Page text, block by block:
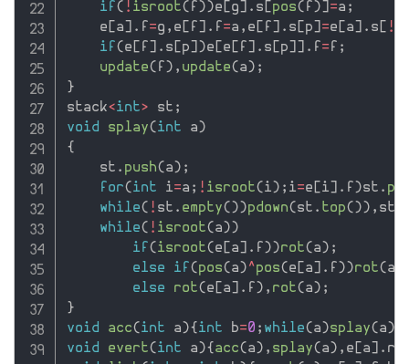
if ( ! isroot( f ))e [g] . s [pos( f )] =a ;
    e
[a] . f =g , e [ f ] . f =a , e [ f ] . s [p] =e [a] . s [ !
if (e [ f ] . s [p] )e [e [ f ] . s [p] ] . f = f ;
update( f ) , update(a) ;
}
stack<int> st ;
void
splay(int a)
{
    st
. push(a) ;
for(int i=a ; ! isroot(i) ; i=e [i] . f )st .
while( ! st . empty())pdown(st . top()) , st
while( ! isroot(a))
if (isroot(e [a] . f ))rot(a) ;
else
if (pos(a) ^pos(e [a] . f ))rot(a
else
rot(e [a] . f ) , rot(a) ;
}
void
acc(int a){int b=0 ; while(a)splay(a)
void
evert(int a){acc(a) , splay(a) , e [a] . r